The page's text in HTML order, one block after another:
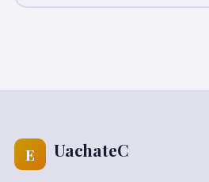
E UachateC